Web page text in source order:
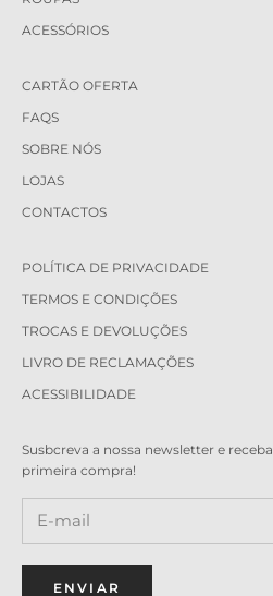
ACESSÓRIOS
CARTÃO OFERTA
FAQS
SOBRE NÓS
LOJAS
CONTACTOS
POLÍTICA DE PRIVACIDADE
TERMOS E CONDIÇÕES
TROCAS E DEVOLUÇÕES
LIVRO DE RECLAMAÇÕES
ACESSIBILIDADE
Susbcreva a nossa newsletter e receba
primeira compra!
ENVIAR